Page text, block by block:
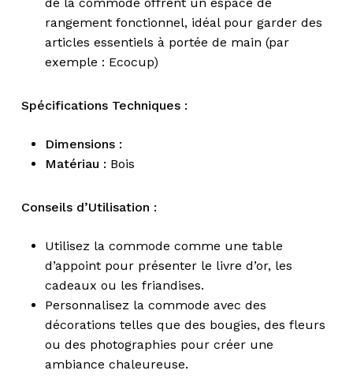
rangement fonctionnel, idéal pour garder des
articles essentiels à portée de main (par
exemple : Ecocup)
Spécifications Techniques :
Dimensions :
Matériau : Bois
Conseils d’Utilisation :
Utilisez la commode comme une table
d’appoint pour présenter le livre d’or, les
cadeaux ou les friandises.
Personnalisez la commode avec des
décorations telles que des bougies, des fleurs
ou des photographies pour créer une
ambiance chaleureuse.